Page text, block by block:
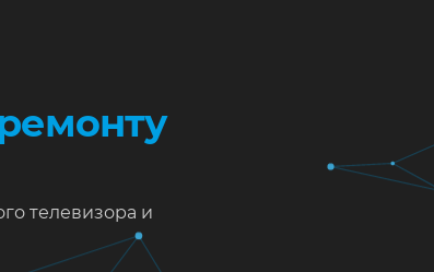
телевизора и